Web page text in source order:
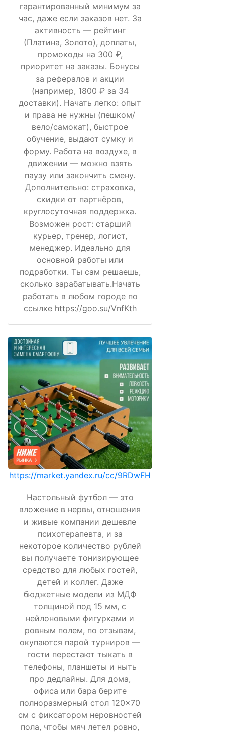
гарантированный минимум за
час, даже если заказов нет. За
активность — рейтинг
(Платина, Золото), доплаты,
промокоды на 300 ₽,
приоритет на заказы. Бонусы
за рефералов и акции
(например, 1800 ₽ за 34
доставки). Начать легко: опыт
и права не нужны (пешком/
вело/самокат), быстрое
обучение, выдают сумку и
форму. Работа на воздухе, в
движении — можно взять
паузу или закончить смену.
Дополнительно: страховка,
скидки от партнёров,
круглосуточная поддержка.
Возможен рост: старший
курьер, тренер, логист,
менеджер. Идеально для
основной работы или
подработки. Ты сам решаешь,
сколько зарабатывать.Начать
работать в любом городе по
ссылке https://goo.su/VnfKth
https://market.yandex.ru/cc/9RDwFH
Настольный футбол — это
вложение в нервы, отношения
и живые компании дешевле
психотерапевта, и за
некоторое количество рублей
вы получаете тонизирующее
средство для любых гостей,
детей и коллег. Даже
бюджетные модели из МДФ
толщиной под 15 мм, с
нейлоновыми фигурками и
ровным полем, по отзывам,
окупаются парой турниров —
гости перестают тыкать в
телефоны, планшеты и ныть
про дедлайны. Для дома,
офиса или бара берите
полноразмерный стол 120×70
см с фиксатором неровностей
пола, чтобы мяч летел ровно,